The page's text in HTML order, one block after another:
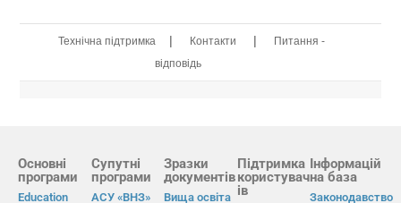
Технічна підтримка | Контакти |
Питання -
відповідь
Основні
програми
Education
Супутні
програми
АСУ «ВНЗ»
Зразки
документів
Вища освіта
Підтримка
користувач
ів
Інформацій
на база
Законодавство